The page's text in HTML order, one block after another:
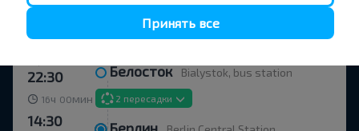
273.27 BYN
22:30 Белосток Bialystok, bus station
16ч 00 мин 2 пересадки
14:30 Берлин
Принять все